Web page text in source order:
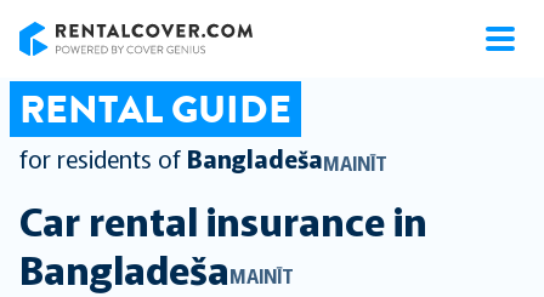
RENTAL GUIDE
for residents of BangladešaMAINĪT
Car rental insurance in
BangladešaMAINĪT